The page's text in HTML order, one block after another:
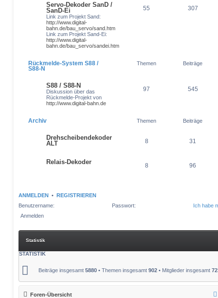
Servo-Dekoder SanD /
SanD-Ei
Link zum Projekt Sand:
http://www.digital-
bahn.de/bau_servo/sand.htm
Link zum Projekt Sand-Ei:
http://www.digital-
bahn.de/bau_servo/sandei.htm
55 307
Rückmelde-System S88 /
S88-N
Themen Beiträge
S88 / S88-N
Diskussion über das
Rückmelde-Projekt von
http://www.digital-bahn.de
97 545
Archiv Themen Beiträge
Drehscheibendekoder
ALT
8 31
Relais-Dekoder 8 96
ANMELDEN • REGISTRIEREN
Benutzername:
Passwort: Ich habe
Statistik
STATISTIK
Beiträge insgesamt 5880 • Themen insgesamt 902 • Mitglieder insgesamt
Foren-Übersicht